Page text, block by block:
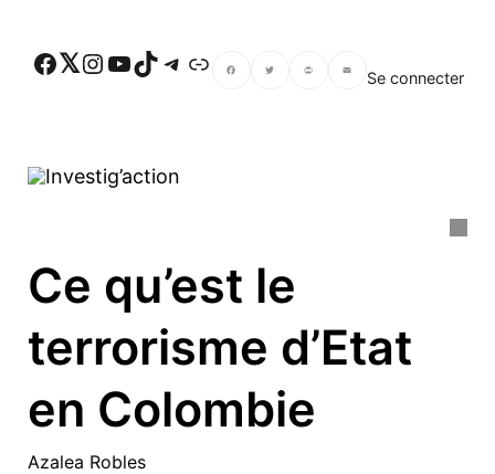
Facebook Twitter Instagram YouTube TikTok Telegram Lien
Se connecter
Ce qu’est le
terrorisme d’Etat
en Colombie
Azalea Robles